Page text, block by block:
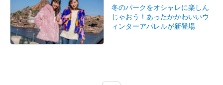
冬のパークをオシャレに楽しん
じゃおう！あったかかわいいウ
ィンターアパレルが新登場